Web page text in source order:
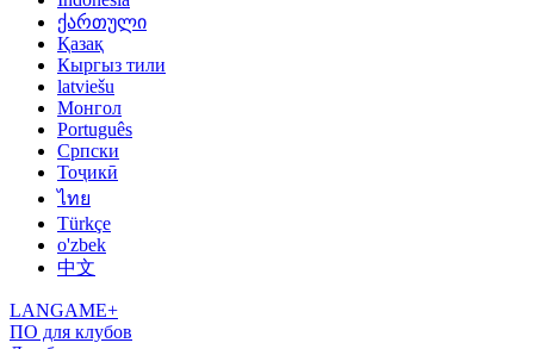
ქართული
Қазақ
Кыргыз тили
latviešu
Монгол
Português
Српски
Тоҷикӣ
ไทย
Türkçe
o'zbek
中文
LANGAME+
ПО для клубов